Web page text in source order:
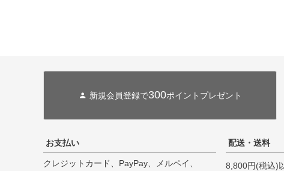
新規会員登録で300ポイントプレゼント
お支払い
クレジットカード、PayPay、メルペイ、
配送・送料
8,800円(税込)